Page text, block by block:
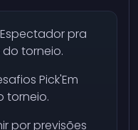
pra
torneio.
Pick'Em
torneio.
por previsões